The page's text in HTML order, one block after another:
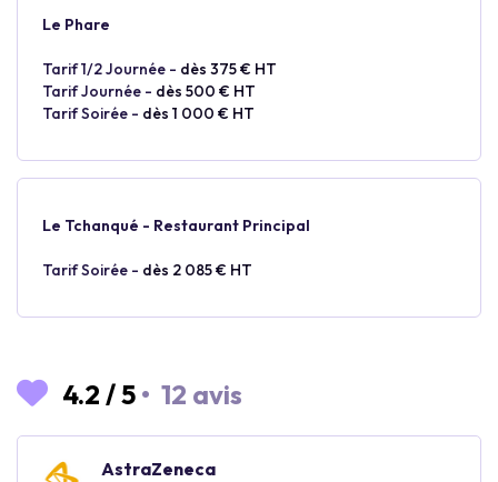
Le Phare
Tarif 1/2 Journée - dès 375 € HT
Tarif Journée - dès 500 € HT
Tarif Soirée - dès 1 000 € HT
Le Tchanqué - Restaurant Principal
Tarif Soirée - dès 2 085 € HT
4.2 /5 • 12 avis
AstraZeneca